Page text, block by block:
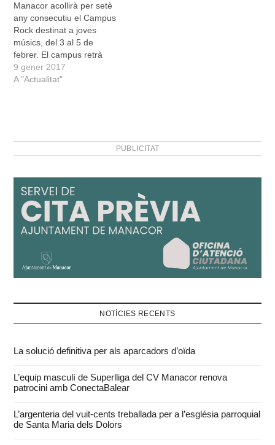
Manacor acollirà per setè
any consecutiu el Campus
Rock destinat a joves
músics, del 3 al 5 de
febrer. El campus retrà
enguany un homenatge a
Bob Dylan, recent
literari. Un dels combos
estarà…
9 gener 2017
A "Actualitat"
PUBLICITAT
NOTÍCIES RECENTS
La solució definitiva per als aparcadors d’oïda
L’equip masculí de Superlliga del CV Manacor renova
patrocini amb ConectaBalear
L’argenteria del vuit-cents treballada per a l’església parroquial
de Santa Maria dels Dolors